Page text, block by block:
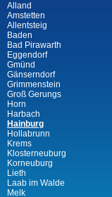
Alland
Amstetten
Allentsteig
Baden
Bad Pirawarth
Eggendorf
Gmünd
Gänserndorf
Grimmenstein
Groß Gerungs
Horn
Harbach
Hainburg
Hollabrunn
Krems
Klosterneuburg
Korneuburg
Lieth
Laab im Walde
Melk